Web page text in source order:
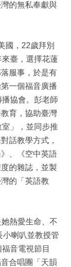
的無私奉獻與
國，22歲拜別
臺，選擇花蓮
服事，於是有
一個福音廣播
協會。彭老師
育，協助臺灣
」，並同步推
話教學方式，
、《空中英語
的雜誌，並製
的「英語教
熱愛生命、不
小喇叭並教授管
音電視節目
合唱團「天韻